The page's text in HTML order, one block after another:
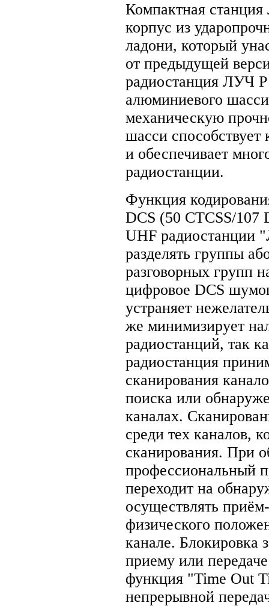
Компактная
корпус из
ладони, который
от предыдущей
радиостанция ЛУЧ Р
алюминиевого
механическую
шасси способствует
и обеспечивает
радиостанции.
Функция
DCS (50 CTCSS/107
UНF радиостанции
разделять группы
разговорных групп
цифровое DCS
устраняет
же минимизирует
радиостанций, так
радиостанция
сканирования
поиска или
каналах.
среди тех каналов,
сканирования. При
профессиональный
переходит на
осуществлять
физического
канале. Блокировка
приему или
функция "Time Out
непрерывной